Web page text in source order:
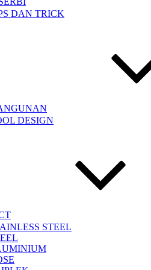
DAN TRICK
DESIGN
STEEL